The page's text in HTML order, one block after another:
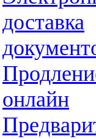
доставка
онлайн